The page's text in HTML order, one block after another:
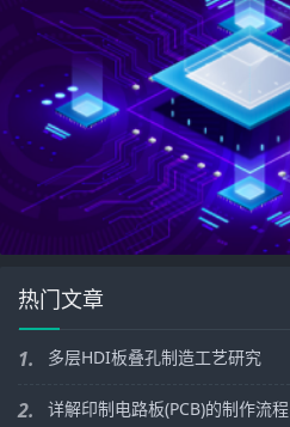
热门文章
1. 多层HDI板叠孔制造工艺研究
2. 详解印制电路板(PCB)的制作流程